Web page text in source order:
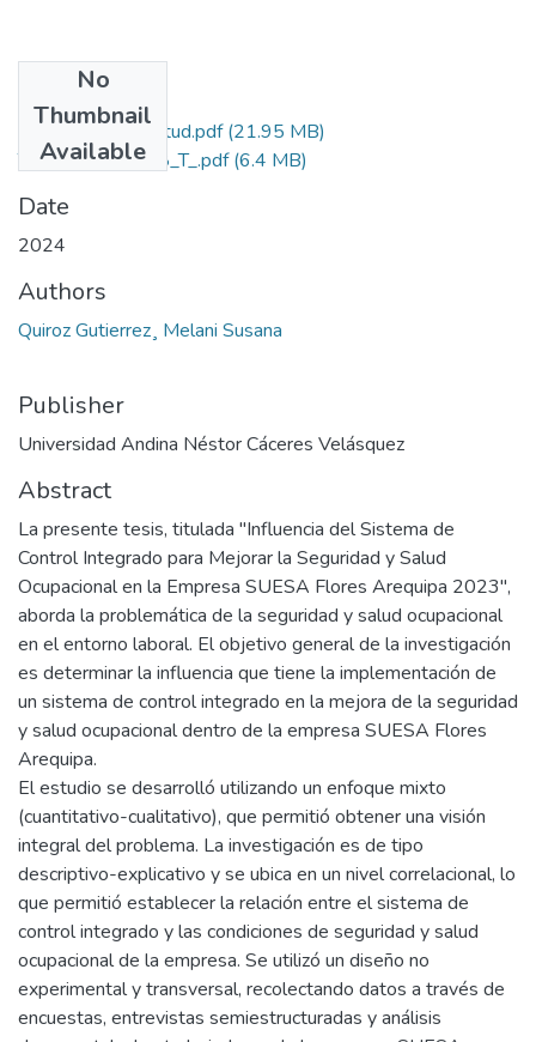
No
Thumbnail
Available
Grado de Similitud.pdf(21.95 MB)
T036_75094218_T_.pdf(6.4 MB)
Date
2024
Authors
Quiroz Gutierrez¸ Melani Susana
Publisher
Universidad Andina Néstor Cáceres Velásquez
Abstract
La presente tesis, titulada "Influencia del Sistema de
Control Integrado para Mejorar la Seguridad y Salud
Ocupacional en la Empresa SUESA Flores Arequipa 2023",
aborda la problemática de la seguridad y salud ocupacional
en el entorno laboral. El objetivo general de la investigación
es determinar la influencia que tiene la implementación de
un sistema de control integrado en la mejora de la seguridad
y salud ocupacional dentro de la empresa SUESA Flores
Arequipa.
El estudio se desarrolló utilizando un enfoque mixto
(cuantitativo-cualitativo), que permitió obtener una visión
integral del problema. La investigación es de tipo
descriptivo-explicativo y se ubica en un nivel correlacional, lo
que permitió establecer la relación entre el sistema de
control integrado y las condiciones de seguridad y salud
ocupacional de la empresa. Se utilizó un diseño no
experimental y transversal, recolectando datos a través de
encuestas, entrevistas semiestructuradas y análisis